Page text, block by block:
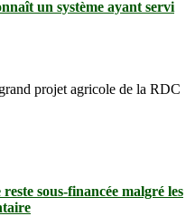
un système ayant servi
projet agricole de la RDC
sous-financée malgré les